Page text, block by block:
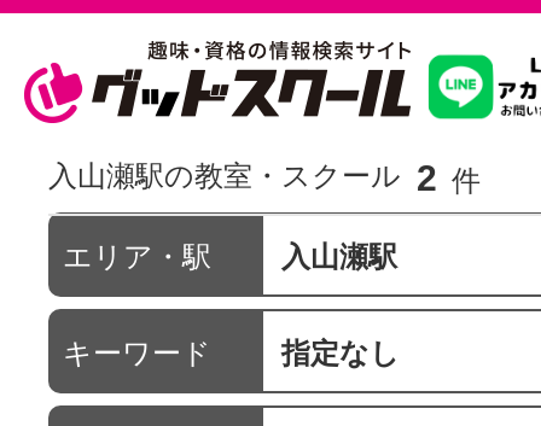
習いたいこ
スクールを
駅・路線か
入山瀬駅の教室・スクール 2 件
エリア・駅 入山瀬駅
キーワード 指定なし